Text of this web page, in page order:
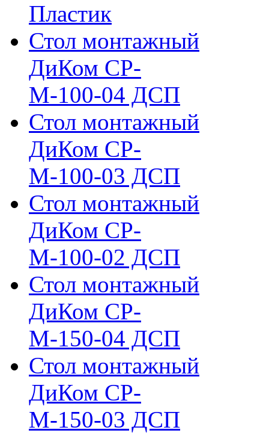
Пластик
Стол монтажный
ДиКом СР-
М-100-04 ДСП
Стол монтажный
ДиКом СР-
М-100-03 ДСП
Стол монтажный
ДиКом СР-
М-100-02 ДСП
Стол монтажный
ДиКом СР-
М-150-04 ДСП
Стол монтажный
ДиКом СР-
М-150-03 ДСП